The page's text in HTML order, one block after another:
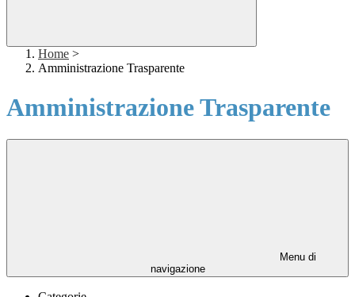
Home >
Amministrazione Trasparente
Amministrazione Trasparente
Menu di
navigazione